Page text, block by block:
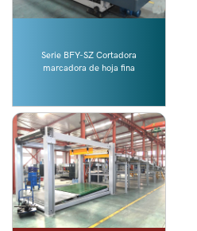
Serie BFY-SZ Cortadora
marcadora de hoja fina